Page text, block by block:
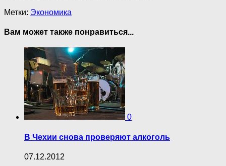
Метки: Экономика
Вам может также понравиться...
0
В Чехии снова проверяют алкоголь
07.12.2012